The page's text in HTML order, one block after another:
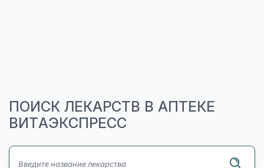
ПОИСК ЛЕКАРСТВ В АПТЕКЕ
ВИТАЭКСПРЕСС